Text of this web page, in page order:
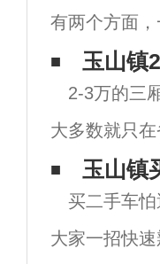
有两个方面
养。另一方
保养。二手
使用寿命和
当会
玉山镇
2-3万的三
大多数就只
龄可能有点
问题，下面
玉山镇
买二手车
大家一招快